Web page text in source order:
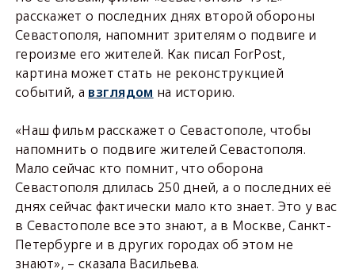
расскажет о последних днях второй обороны
Севастополя, напомнит зрителям о подвиге и
героизме его жителей. Как писал ForPost,
картина может стать не реконструкцией
событий, а взглядом на историю.
«Наш фильм расскажет о Севастополе, чтобы
напомнить о подвиге жителей Севастополя.
Мало сейчас кто помнит, что оборона
Севастополя длилась 250 дней, а о последних её
днях сейчас фактически мало кто знает. Это у вас
в Севастополе все это знают, а в Москве, Санкт-
Петербурге и в других городах об этом не
знают», – сказала Васильева.